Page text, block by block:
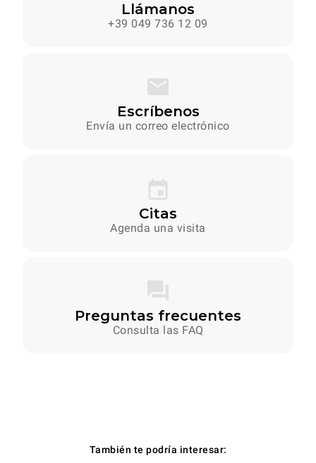
Llámanos
+39 049 736 12 09
Escríbenos
Envía un correo electrónico
Citas
Agenda una visita
Preguntas frecuentes
Consulta las FAQ
También te podría interesar: